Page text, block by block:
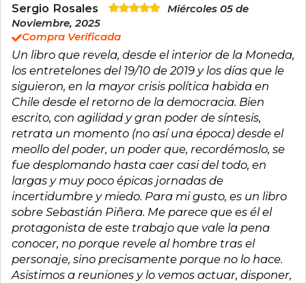
de 2022.
Es fundador y director ejecutivo en Artool,
consultora especializada en el análisis de datos
y campañas corporativas. Es miembro de la
Junta Directiva de la Universidad Andrés Bello y
columnista en medios escritos. Tiempos
mejores es su primer libro.
Sergio Rosales
Miércoles 05 de
Noviembre, 2025
Compra Verificada
Un libro que revela, desde el interior de la Moneda,
los entretelones del 19/10 de 2019 y los días que le
siguieron, en la mayor crisis política habida en
Chile desde el retorno de la democracia. Bien
escrito, con agilidad y gran poder de síntesis,
retrata un momento (no así una época) desde el
meollo del poder, un poder que, recordémoslo, se
fue desplomando hasta caer casi del todo, en
largas y muy poco épicas jornadas de
incertidumbre y miedo. Para mi gusto, es un libro
sobre Sebastián Piñera. Me parece que es él el
protagonista de este trabajo que vale la pena
conocer, no porque revele al hombre tras el
personaje, sino precisamente porque no lo hace.
Asistimos a reuniones y lo vemos actuar, disponer,